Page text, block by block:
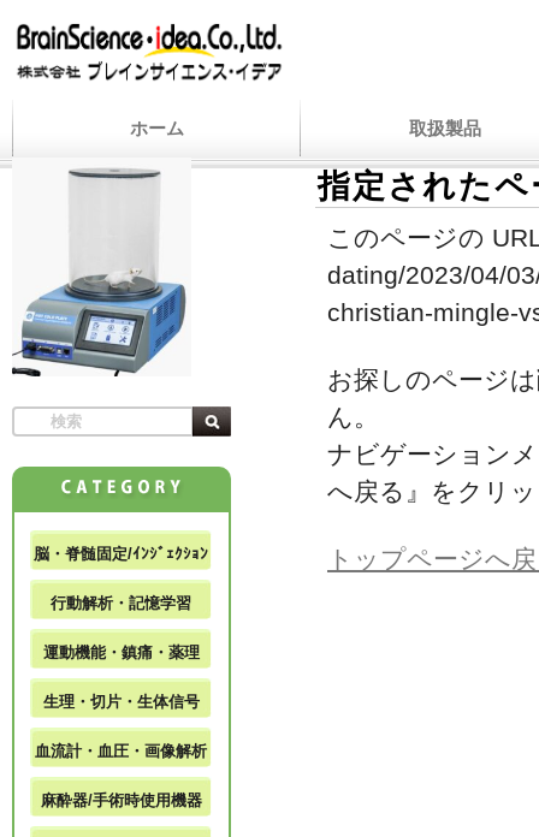
ホーム 取扱製品
指定された
このページの
dating/2023/04/
christian-mingle-
お探しのページ
ん。
ナビゲーション
へ戻る』をクリ
トップページへ
脳・脊髄固定/ｲﾝｼﾞｪｸｼｮﾝ
行動解析・記憶学習
運動機能・鎮痛・薬理
生理・切片・生体信号
血流計・血圧・画像解析
麻酔器/手術時使用機器